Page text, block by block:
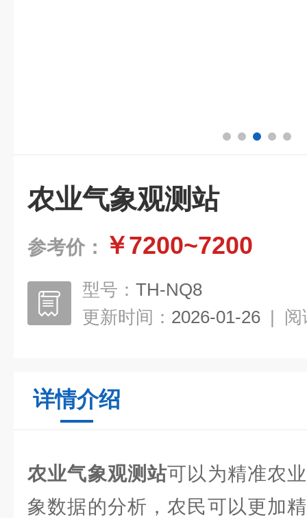
农业气象观测站
参考价： ￥7200~7200
型号： TH-NQ8
更新时间： 2026-01-26 | 阅
详情介绍
农业气象观测站可以为精准农
象数据的分析，农民可以更加